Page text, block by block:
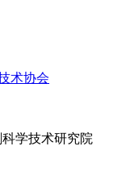
术协会
学技术研究院